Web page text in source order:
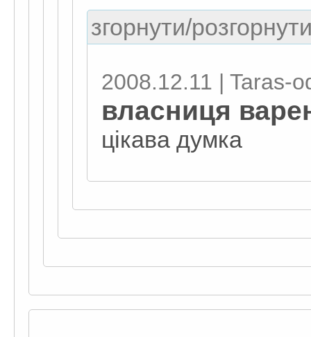
згорнути/
2008.12.11 | Taras-
власниця
цікава думка